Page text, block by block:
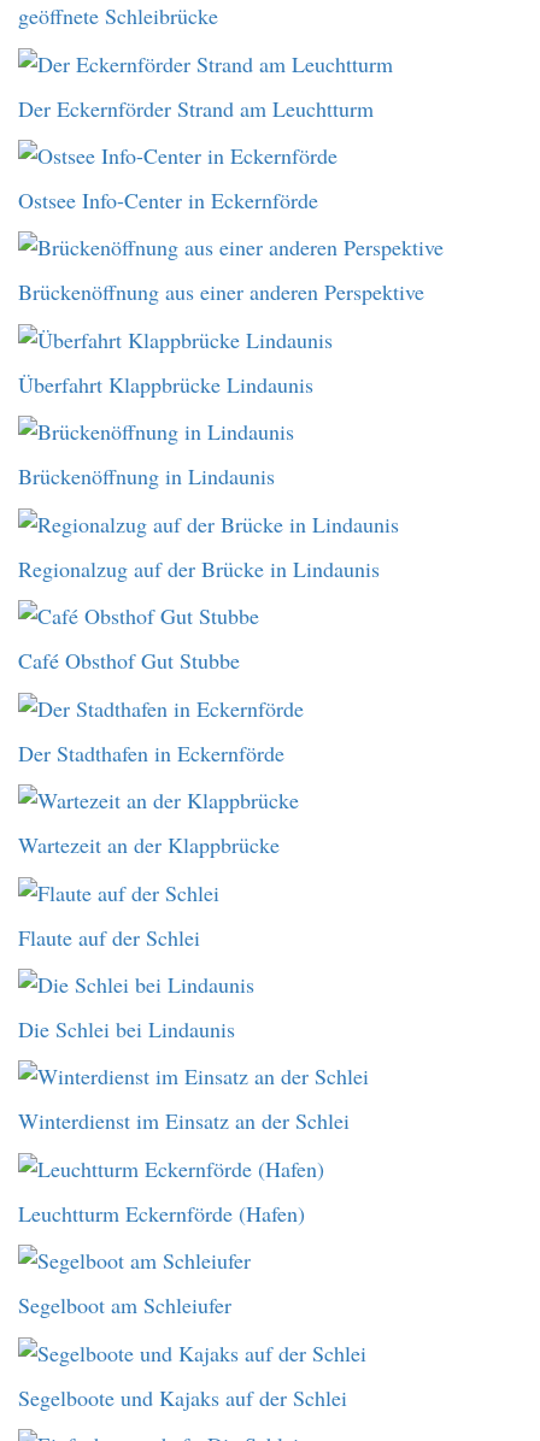
geöffnete Schleibrücke
Der Eckernförder Strand am Leuchtturm
Ostsee Info-Center in Eckernförde
Brückenöffnung aus einer anderen Perspektive
Überfahrt Klappbrücke Lindaunis
Brückenöffnung in Lindaunis
Regionalzug auf der Brücke in Lindaunis
Café Obsthof Gut Stubbe
Der Stadthafen in Eckernförde
Wartezeit an der Klappbrücke
Flaute auf der Schlei
Die Schlei bei Lindaunis
Winterdienst im Einsatz an der Schlei
Leuchtturm Eckernförde (Hafen)
Segelboot am Schleiufer
Segelboote und Kajaks auf der Schlei